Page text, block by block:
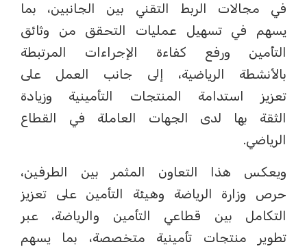
في مجالات الربط التقني بين الجانبين، بما
يسهم في تسهيل عمليات التحقق من وثائق
التأمين ورفع كفاءة الإجراءات المرتبطة
بالأنشطة الرياضية، إلى جانب العمل على
تعزيز استدامة المنتجات التأمينية وزيادة
الثقة بها لدى الجهات العاملة في القطاع
الرياضي.
ويعكس هذا التعاون المثمر بين الطرفين،
حرص وزارة الرياضة وهيئة التأمين على تعزيز
التكامل بين قطاعي التأمين والرياضة، عبر
تطوير منتجات تأمينية متخصصة، بما يسهم